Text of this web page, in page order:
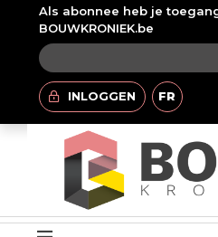
Als abonnee heb je
BOUWKRONIEK.be
INLOGGEN FR